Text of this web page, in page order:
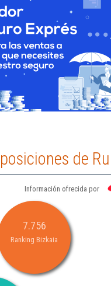
de
Información ofrecida por
7.756
Ranking Bizkaia